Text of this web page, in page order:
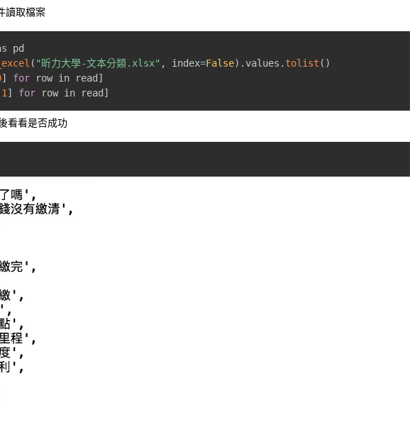
讀取檔案
pd
( "昕力大學-文本分類.xlsx" , index=False) . values . tolist ( )
] for row in read ]
1 ] for row in read ]
看看是否成功